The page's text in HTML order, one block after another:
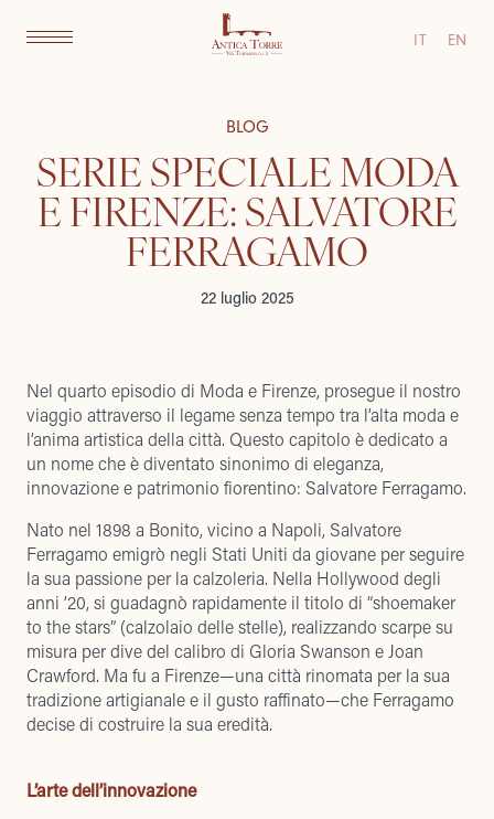
IT EN
BLOG
SERIE SPECIALE MODA
E FIRENZE: SALVATORE
FERRAGAMO
22 luglio 2025
Nel quarto episodio di Moda e Firenze, prosegue il nostro
viaggio attraverso il legame senza tempo tra l’alta moda e
l’anima artistica della città. Questo capitolo è dedicato a
un nome che è diventato sinonimo di eleganza,
innovazione e patrimonio fiorentino: Salvatore Ferragamo.
Nato nel 1898 a Bonito, vicino a Napoli, Salvatore
Ferragamo emigrò negli Stati Uniti da giovane per seguire
la sua passione per la calzoleria. Nella Hollywood degli
anni ’20, si guadagnò rapidamente il titolo di “shoemaker
to the stars” (calzolaio delle stelle), realizzando scarpe su
misura per dive del calibro di Gloria Swanson e Joan
Crawford. Ma fu a Firenze—una città rinomata per la sua
tradizione artigianale e il gusto raffinato—che Ferragamo
decise di costruire la sua eredità.
L’arte dell’innovazione